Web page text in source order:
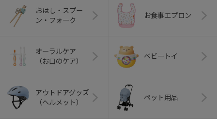
おはし・スプー
ン・フォーク
お食事エプロン
オーラルケア
（お口のケア）
ベビートイ
アウトドアグッズ
（ヘルメット）
ペット用品